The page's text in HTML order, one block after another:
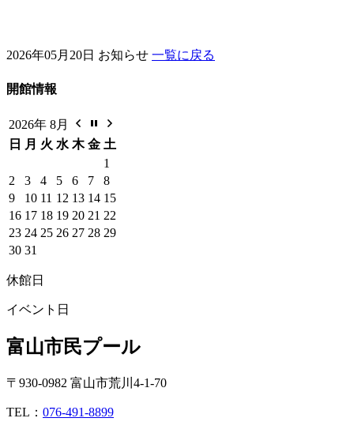
2026年05月20日 お知らせ 一覧に戻る
開館情報
2026年 8月
日
月 火 水 木 金 土
1
2
3 4 5 6 7
8
9
10 11 12 13 14 15
16 17 18 19 20 21 22
23 24 25 26 27 28 29
30 31
休館日
イベント日
富山市民プール
〒930-0982 富山市荒川4-1-70
TEL： 076-491-8899